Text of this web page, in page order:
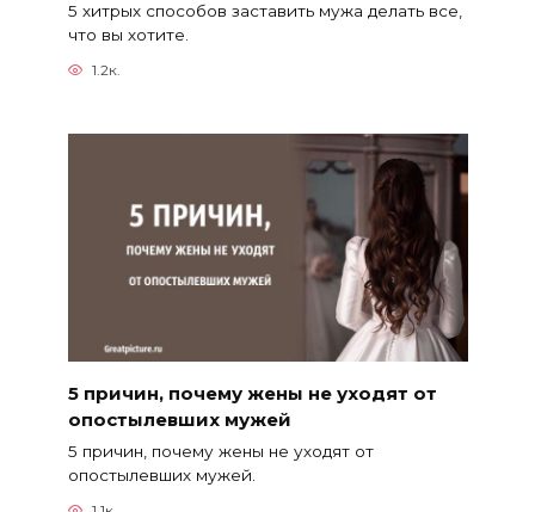
5 хитрых способов заставить мужа делать все,
что вы хотите.
1.2к.
5 причин, почему жены не уходят от
опостылевших мужей
5 причин, почему жены не уходят от
опостылевших мужей.